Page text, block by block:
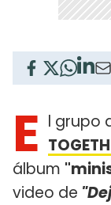
E l grupo
álbum
video de